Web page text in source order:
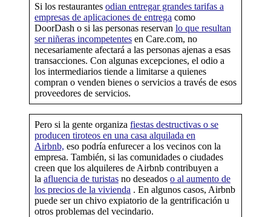
Si los restaurantes odian entregar grandes tarifas a
empresas de aplicaciones de entrega como
DoorDash o si las personas reservan lo que resultan
ser niñeras incompetentes en Care.com, no
necesariamente afectará a las personas ajenas a esas
transacciones. Con algunas excepciones, el odio a
los intermediarios tiende a limitarse a quienes
compran o venden bienes o servicios a través de esos
proveedores de servicios.
Pero si la gente organiza fiestas destructivas o se
producen tiroteos en una casa alquilada en
Airbnb, eso podría enfurecer a los vecinos con la
empresa. También, si las comunidades o ciudades
creen que los alquileres de Airbnb contribuyen a
la afluencia de turistas no deseados o al aumento de
los precios de la vivienda . En algunos casos, Airbnb
puede ser un chivo expiatorio de la gentrificación u
otros problemas del vecindario.